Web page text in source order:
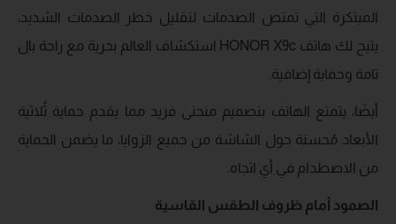
المبتكرة التي تمتص الصدمات لتقليل خطر الصدمات الشديد،
يتيح لك هاتف HONOR X9c استكشاف العالم بحرية مع راحة بال
تامة وحماية إضافية.
أيضَا، يتمتع الهاتف بتصميم منحنى فريد مما يقدم حماية ثُلاثية
الأبعاد مُحسنة حول الشاشة من جميع الزوايا، ما يضمن الحماية
من الاصطدام في أي اتجاه.
الصمود أمام ظروف الطقس القاسية